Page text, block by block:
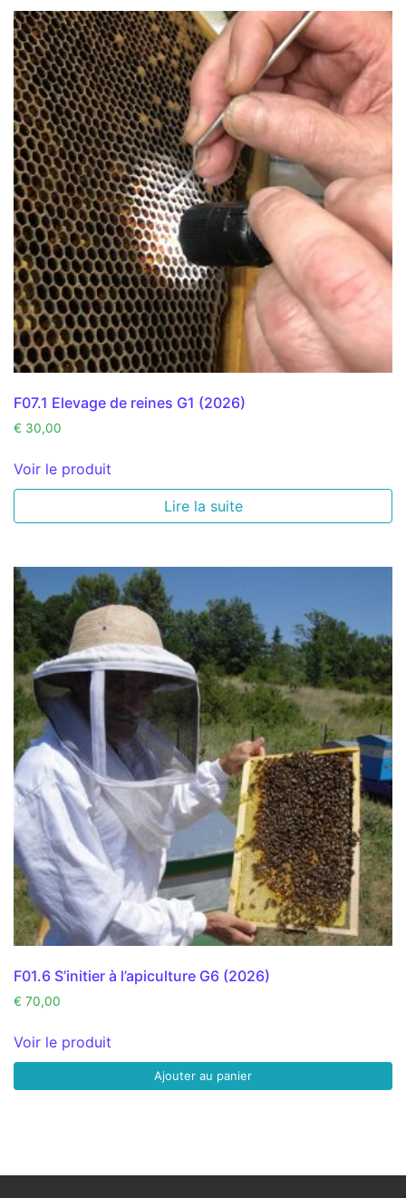
F07.1 Elevage de reines G1 (2026)
€ 30,00
Voir le produit
Lire la suite
F01.6 S’initier à l’apiculture G6 (2026)
€ 70,00
Voir le produit
Ajouter au panier